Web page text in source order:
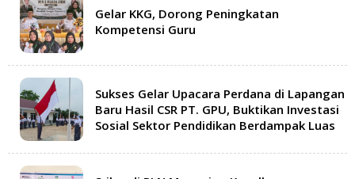
Gelar KKG, Dorong Peningkatan
Kompetensi Guru
Sukses Gelar Upacara Perdana di Lapangan
Baru Hasil CSR PT. GPU, Buktikan Investasi
Sosial Sektor Pendidikan Berdampak Luas